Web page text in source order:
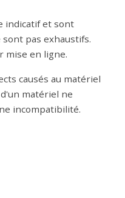
indicatif et sont
pas exhaustifs.
mise en ligne.
causés au matériel
matériel ne
incompatibilité.